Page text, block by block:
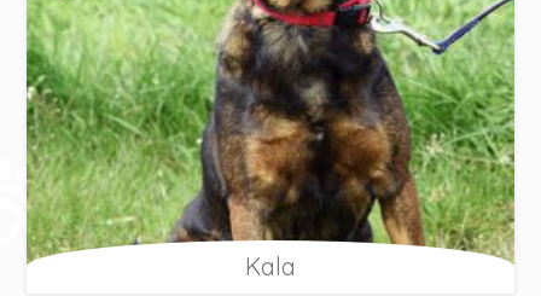
Kala